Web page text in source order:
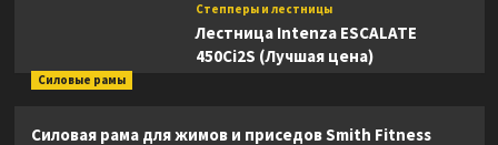
Степперы и лестницы
Лестница Intenza ESCALATE
450Ci2S (Лучшая цена)
Силовые рамы
Силовая рама для жимов и приседов Smith Fitness